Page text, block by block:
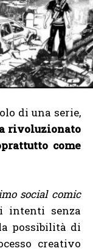
di una serie,
rivoluzionato
come
social comic
intenti senza
possibilità di
creativo